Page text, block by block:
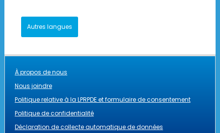
Autres langues
À propos de nous
Nous joindre
Politique relative à la LPRPDE et formulaire de consentement
Politique de confidentialité
Déclaration de collecte automatique de données